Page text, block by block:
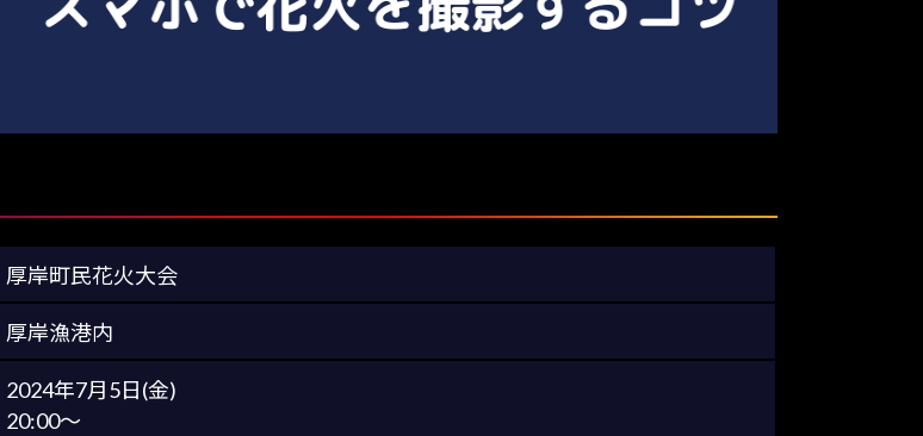
厚岸町民花火大会
厚岸漁港内
2024年7月5日(金)
20:00～